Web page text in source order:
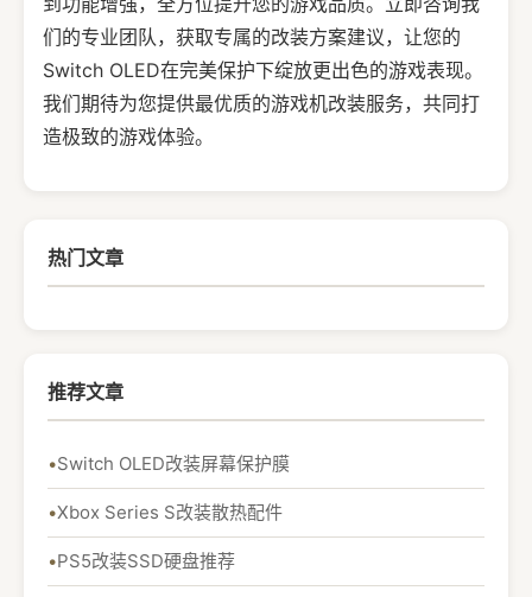
们的专业团队，获取专属的改装方案建议，让您的
Switch OLED在完美保护下绽放更出色的游戏表现。
我们期待为您提供最优质的游戏机改装服务，共同打
造极致的游戏体验。
热门文章
推荐文章
Switch OLED改装屏幕保护膜
Xbox Series S改装散热配件
PS5改装SSD硬盘推荐